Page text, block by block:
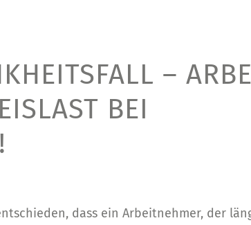
–
BEI
dass ein Arbeitnehmer, der